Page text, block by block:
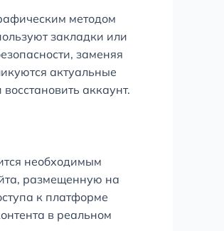
методом
закладки или
заменяя
актуальные
аккаунт.
необходимым
размещенную на
к платформе
в реальном